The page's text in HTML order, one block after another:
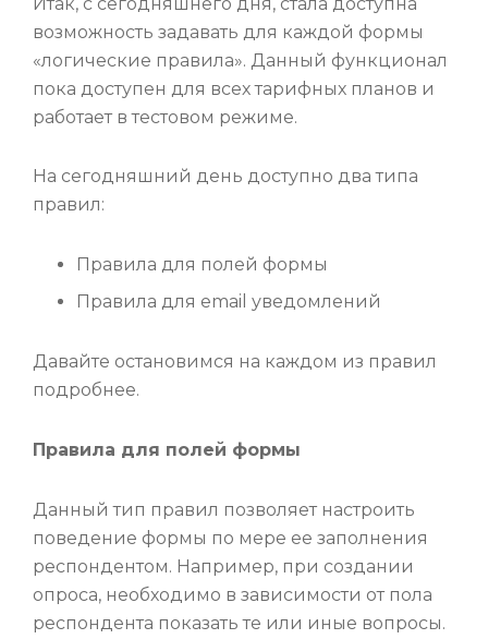
возможность задавать для каждой формы
«логические правила». Данный функционал
пока доступен для всех тарифных планов и
работает в тестовом режиме.
На сегодняшний день доступно два типа
правил:
Правила для полей формы
Правила для email уведомлений
Давайте остановимся на каждом из правил
подробнее.
Правила для полей формы
Данный тип правил позволяет настроить
поведение формы по мере ее заполнения
респондентом. Например, при создании
опроса, необходимо в зависимости от пола
респондента показать те или иные вопросы.